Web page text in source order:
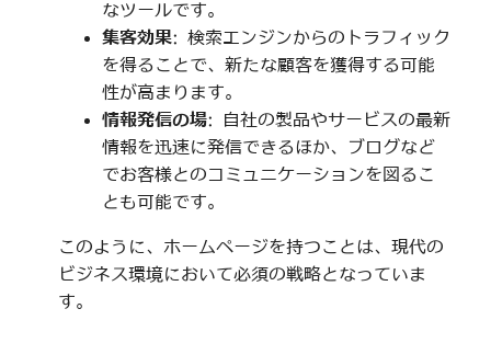
なツールです。
集客効果: 検索エンジンからのトラフィック
を得ることで、新たな顧客を獲得する可能
性が高まります。
情報発信の場: 自社の製品やサービスの最新
情報を迅速に発信できるほか、ブログなど
でお客様とのコミュニケーションを図るこ
とも可能です。
このように、ホームページを持つことは、現代の
ビジネス環境において必須の戦略となっていま
す。